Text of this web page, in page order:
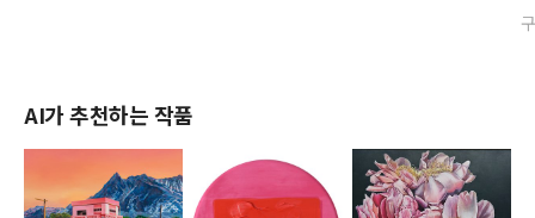
AI가 추천하는 작품